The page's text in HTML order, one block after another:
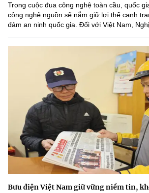
Trong cuộc đua công nghệ toàn cầu, quốc
công nghệ nguồn sẽ nắm giữ lợi thế cạnh
đảm an ninh quốc gia. Đối với Việt Nam, Nghị
Bưu điện Việt Nam giữ vững niềm tin,